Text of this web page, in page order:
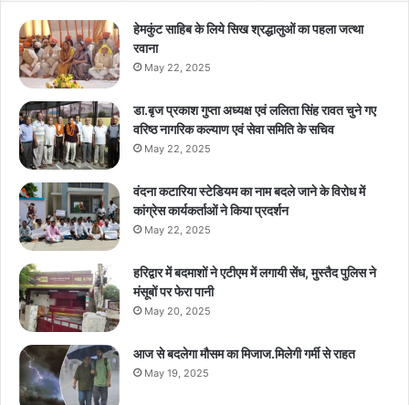
हेमकुंट साहिब के लिये सिख श्रद्धालुओं का पहला जत्था
रवाना
May 22, 2025
डा.बृज प्रकाश गुप्ता अध्यक्ष एवं ललिता सिंह रावत चुने गए
वरिष्ठ नागरिक कल्याण एवं सेवा समिति के सचिव
May 22, 2025
वंदना कटारिया स्टेडियम का नाम बदले जाने के विरोध में
कांग्रेस कार्यकर्ताओं ने किया प्रदर्शन
May 22, 2025
हरिद्वार में बदमाशों ने एटीएम में लगायी सेंध, मुस्तैद पुलिस ने
मंसूबों पर फेरा पानी
May 20, 2025
आज से बदलेगा मौसम का मिजाज.मिलेगी गर्मी से राहत
May 19, 2025